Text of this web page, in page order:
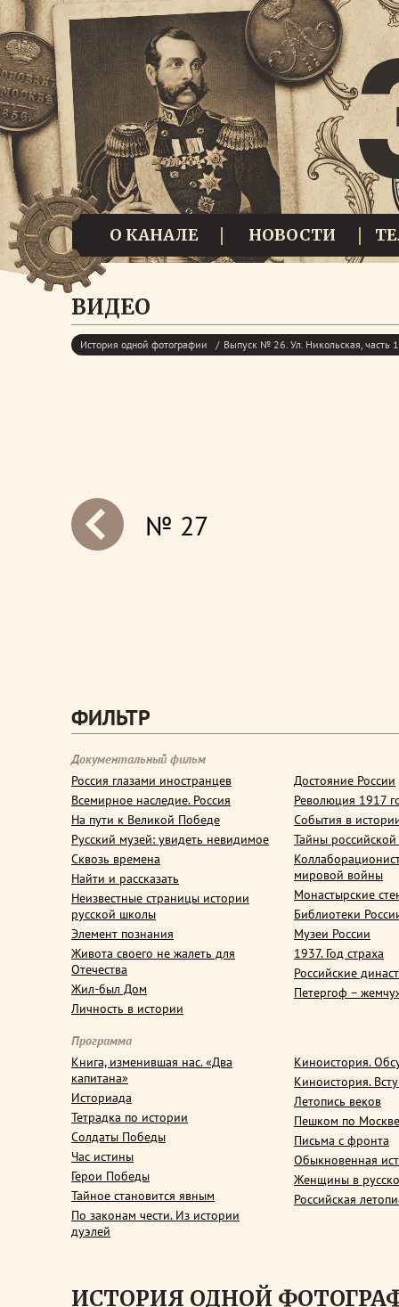
О КАНАЛЕ НОВОСТИ
ВИДЕО
История одной фотографии Выпуск № 26. Ул. Никольская, часть 1
№ 27
ФИЛЬТР
Документальный фильм
Россия глазами иностранцев
Всемирное наследие. Россия
На пути к Великой Победе
Русский музей: увидеть невидимое
Сквозь времена
Найти и рассказать
Неизвестные страницы истории
русской школы
Элемент познания
Живота своего не жалеть для
Отечества
Жил-был Дом
Личность в истории
Достояние России
Революция 1917
События в
Тайны
мировой войны
Монастырские
Библиотеки
Музеи России
1937. Год страха
Российские
Петергоф –
Программа
Книга, изменившая нас. «Два
капитана»
Историада
Тетрадка по истории
Солдаты Победы
Час истины
Герои Победы
Тайное становится явным
По законам чести. Из истории
дуэлей
Киноистория.
Киноистория.
Летопись веков
Пешком по Москве
Письма с фронта
Обыкновенная
Женщины в
Российская
ИСТОРИЯ ОДНОЙ